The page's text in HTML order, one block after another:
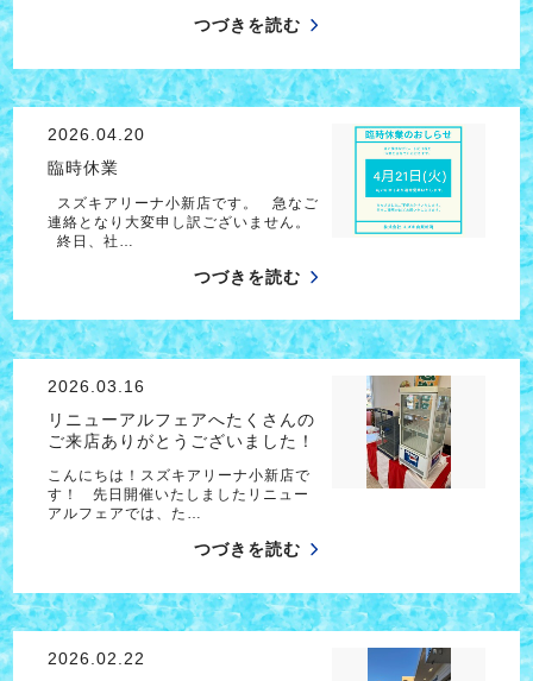
つづきを読む
2026.04.20
臨時休業
スズキアリーナ小新店です。 急なご
連絡となり大変申し訳ございません。
終日、社…
つづきを読む
2026.03.16
リニューアルフェアへたくさんの
ご来店ありがとうございました！
こんにちは！スズキアリーナ小新店で
す！ 先日開催いたしましたリニュー
アルフェアでは、た…
つづきを読む
2026.02.22